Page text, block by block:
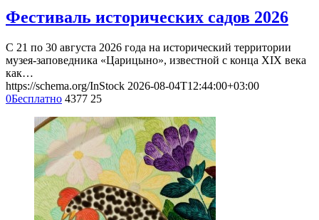
Фестиваль исторических садов 2026
С 21 по 30 августа 2026 года на исторический территории
музея-заповедника «Царицыно», известной с конца XIX века
как…
https://schema.org/InStock 2026-08-04T12:44:00+03:00
0Бесплатно 4377 25